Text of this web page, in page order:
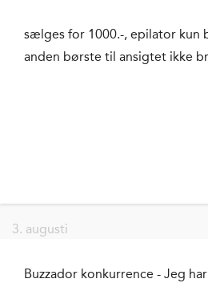
sælges for 1000.-, epilator kun
anden børste til ansigtet ikke
3. augusti
Buzzador konkurrence - Jeg